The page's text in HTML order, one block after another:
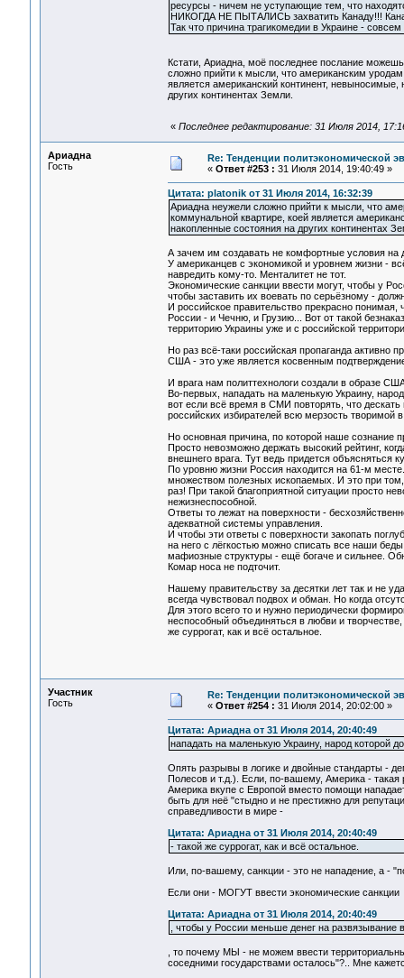
ресурсы - ничем не уступающие тем, что
НИКОГДА НЕ ПЫТАЛИСЬ захватить Канаду!!!
Так что причина трагикомедии в Украине -
Кстати, Ариадна, моё последнее послание
сложно прийти к мысли, что американским
является американский континент,
других континентах Земли.
« Последнее редактирование: 31 Июля 2014,
Ариадна
Гость
Re: Тенденции политэкономической
« Ответ #253 : 31 Июля 2014, 19:40:49 »
Цитата: platonik от 31 Июля 2014, 16:32:39
Ариадна неужели сложно прийти к мысли, что
коммунальной квартире, коей является
накопленные состояния на других континентах
А зачем им создавать не комфортные условия на
У американцев с экономикой и уровнем жизни -
навредить кому-то. Менталитет не тот.
Экономические санкции ввести могут, чтобы у
чтобы заставить их воевать по серьёзному -
И российское правительство прекрасно
России - и Чечню, и Грузию... Вот от такой
территорию Украины уже и с российской
Но раз всё-таки российская пропаганда активно
США - это уже является косвенным
И врага нам политтехнологи создали в образе
Во-первых, нападать на маленькую Украину,
вот если всё время в СМИ повторять, что
российских избирателей всю мерзость творимой
Но основная причина, по которой наше
Просто невозможно держать высокий рейтинг,
внешнего врага. Тут ведь придется объясняться
По уровню жизни Россия находится на 61-м
множеством полезных ископаемых. И это при
раз! При такой благоприятной ситуации просто
нежизнеспособной.
Ответы то лежат на поверхности -
адекватной системы управления.
И чтобы эти ответы с поверхности закопать
на него с лёгкостью можно списать все наши
мафиозные структуры - ещё богаче и сильнее.
Комар носа не подточит.
Нашему правительству за десятки лет так и не
всегда чувствовал подвох и обман. Но когда
Для этого всего то и нужно периодически
неспособный объединяться в любви и
же суррогат, как и всё остальное.
Участник
Гость
Re: Тенденции политэкономической
« Ответ #254 : 31 Июля 2014, 20:02:00 »
Цитата: Ариадна от 31 Июля 2014, 20:40:49
нападать на маленькую Украину, народ которой
Опять разрывы в логике и двойные стандарты -
Полесов и т.д.). Если, по-вашему, Америка - такая
Америка вкупе с Европой вместо помощи
быть для неё "стыдно и не престижно для
справедливости в мире -
Цитата: Ариадна от 31 Июля 2014, 20:40:49
- такой же суррогат, как и всё остальное.
Или, по-вашему, санкции - это не нападение, а -
Если они - МОГУТ ввести экономические санкции
Цитата: Ариадна от 31 Июля 2014, 20:40:49
, чтобы у России меньше денег на
, то почему МЫ - не можем ввести
соседними государствами осталось"?.. Мне